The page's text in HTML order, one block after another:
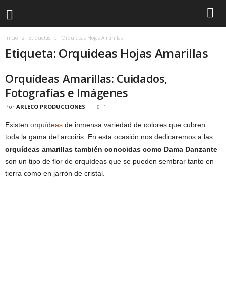
Inicio Etiquetas Orquideas Hojas Amarillas
Etiqueta: Orquideas Hojas Amarillas
Orquídeas Amarillas: Cuidados,
Fotografías e Imágenes
Por ARLECO PRODUCCIONES 1
Existen orquídeas de inmensa variedad de colores que cubren
toda la gama del arcoiris. En esta ocasión nos dedicaremos a las
orquídeas amarillas también conocidas como Dama Danzante
son un tipo de flor de orquídeas que se pueden sembrar tanto en
tierra como en jarrón de cristal.